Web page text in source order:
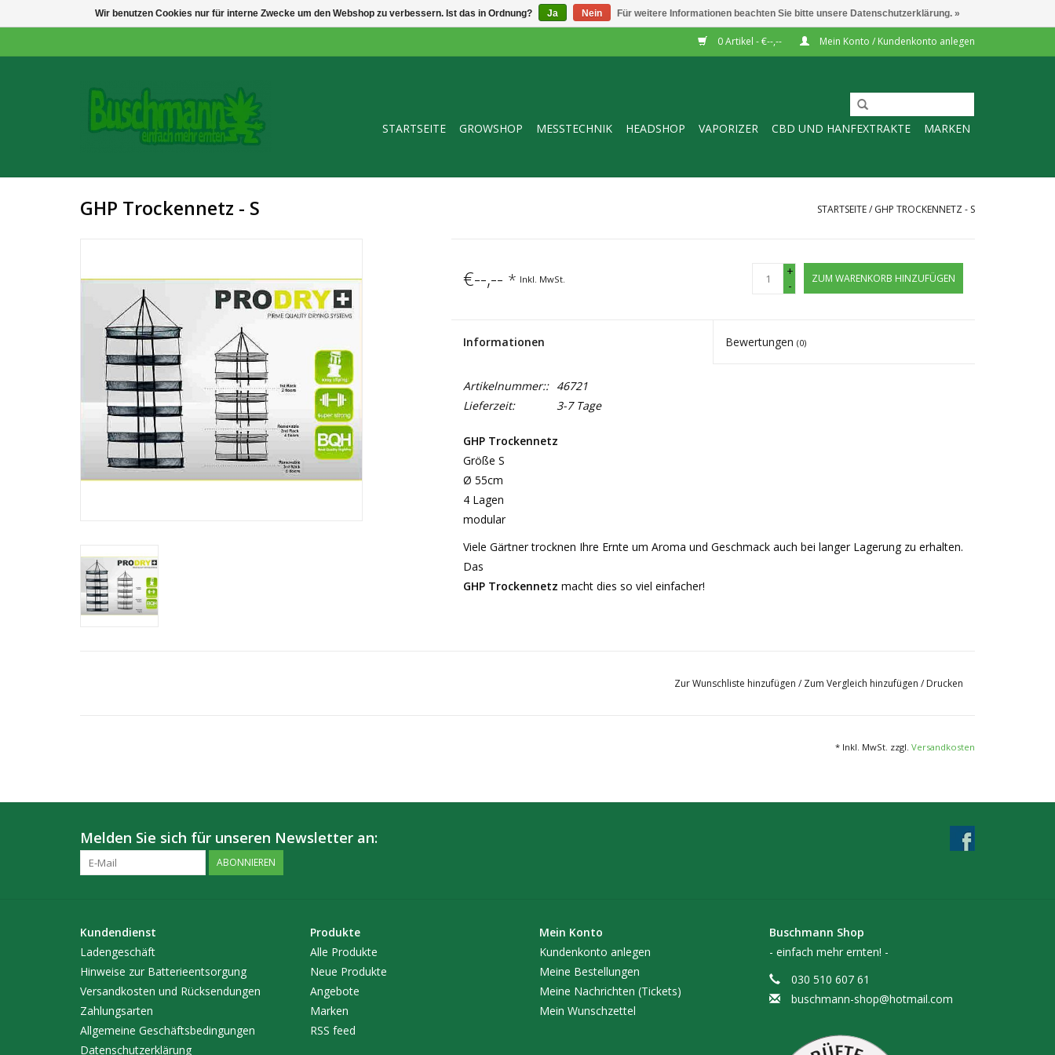
0 Artikel - €--,-- Mein Konto / Kundenkonto anlegen
STARTSEITE GROWSHOP MESSTECHNIK HEADSHOP VAPORIZER CBD UND HANFEXTRAKTE MARKEN
GHP Trockennetz - S STARTSEITE/ GHP TROCKENNETZ - S
€--,-- * Inkl. MwSt.
+
-
ZUM WARENKORB HINZUFÜGEN
Informationen Bewertungen(0)
Artikelnummer::
46721
Lieferzeit:
3-7 Tage
GHP Trockennetz
Größe S
Ø 55cm
4 Lagen
modular
Viele Gärtner trocknen Ihre Ernte um Aroma und Geschmack auch bei langer Lagerung zu erhalten.
Das
GHP Trockennetz macht dies so viel einfacher!
Zur Wunschliste hinzufügen / Zum Vergleich hinzufügen / Drucken
* Inkl. MwSt. zzgl. Versandkosten
Melden Sie sich für unseren Newsletter an:
ABONNIEREN
Kundendienst
Ladengeschäft
Hinweise zur Batterieentsorgung
Versandkosten und Rücksendungen
Zahlungsarten
Allgemeine Geschäftsbedingungen
Datenschutzerklärung
Produkte
Alle Produkte
Neue Produkte
Angebote
Marken
RSS feed
Mein Konto
Kundenkonto anlegen
Meine Bestellungen
Meine Nachrichten (Tickets)
Mein Wunschzettel
Buschmann Shop
- einfach mehr ernten! -
030 510 607 61
buschmann-shop@hotmail.com
Wir benutzen Cookies nur für interne Zwecke um den Webshop zu verbessern. Ist das in Ordnung? Ja Nein Für weitere Informationen beachten Sie bitte unsere Datenschutzerklärung. »